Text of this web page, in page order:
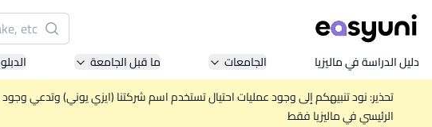
البحث
دليل الدراسة في ماليزيا الجامعات ما قبل الجامعة
تحذير: نود تنبيهكم إلى وجود عمليات احتيال تستخدم اسم شركتنا (ايزي يوني) وتدعي
الرئيسي في ماليزيا فقط